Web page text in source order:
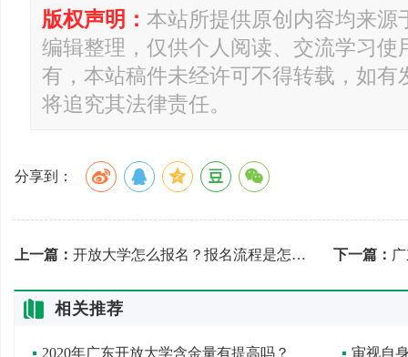
版权声明： 本站所提供原创内容均来源
编辑整理，仅供个人阅读、交流学习使
有，本站稿件未经许可不得转载，如有
将追究其法律责任。
分享到：
上一篇： 开放大学怎么报名？报名流程是怎样的？ 下一篇： 广
相关推荐
2020年广东开放大学含金量有提高吗？
审视自